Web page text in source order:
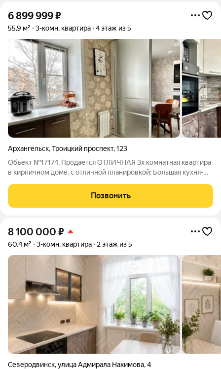
6 899 999₽
55,9 м² 3-комн. квартира 4 этаж из 5
Архангельск,Троицкий проспект,123
Объект №17174. Продаётся ОТЛИЧНАЯ 3х комнатная квартира
в кирпичном доме, с отличной планировкой: Большая кухня-
кв.м).Есть гардеробная и кладовки для хранения. Сделан
капитальный ремонт:везде
Позвонить
8 100 000 ₽
60,4 м² 3-комн. квартира 2 этаж из 5
Северодвинск,улица Адмирала Нахимова,4